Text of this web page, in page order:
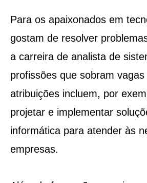
Para os apaixonados em
gostam de resolver
a carreira de analista de
profissões que sobram
atribuições incluem, por
projetar e implementar
informática para atender às
empresas.